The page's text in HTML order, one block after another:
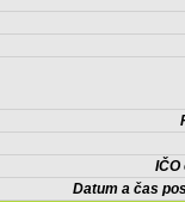
IČO
Datum a čas